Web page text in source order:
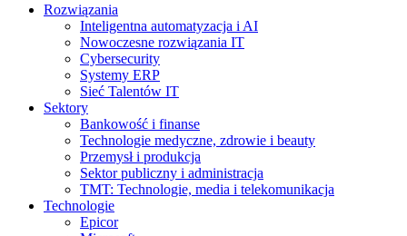
Rozwiązania
Inteligentna automatyzacja i AI
Nowoczesne rozwiązania IT
Cybersecurity
Systemy ERP
Sieć Talentów IT
Sektory
Bankowość i finanse
Technologie medyczne, zdrowie i beauty
Przemysł i produkcja
Sektor publiczny i administracja
TMT: Technologie, media i telekomunikacja
Technologie
Epicor